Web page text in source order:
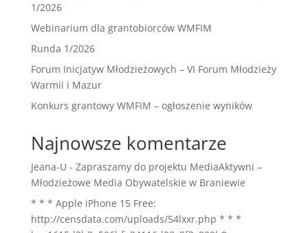
1/2026
Webinarium dla grantobiorców WMFIM
Runda 1/2026
Forum Inicjatyw Młodzieżowych – VI Forum Młodzieży
Warmii i Mazur
Konkurs grantowy WMFIM – ogłoszenie wyników
Najnowsze komentarze
Jeana-U - Zapraszamy do projektu MediaAktywni –
Młodzieżowe Media Obywatelskie w Braniewie
* * * Apple iPhone 15 Free:
http://censdata.com/uploads/54lxxr.php * * *